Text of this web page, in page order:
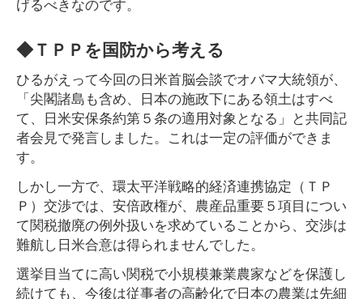
◆ＴＰＰを国防から考える
ひるがえって今回の日米首脳会談でオバマ大統領が、
「尖閣諸島も含め、日本の施政下にある領土はすべ
て、日米安保条約第５条の適用対象となる」と共同記
者会見で発言しました。これは一定の評価ができま
す。
しかし一方で、環太平洋戦略的経済連携協定（ＴＰ
Ｐ）交渉では、安倍政権が、農産品重要５項目につい
て関税撤廃の例外扱いを求めていることから、交渉は
難航し日米合意は得られませんでした。
選挙目当てに高い関税で小規模兼業農家などを保護し
続けても、今後は従事者の高齢化で日本の農業は先細